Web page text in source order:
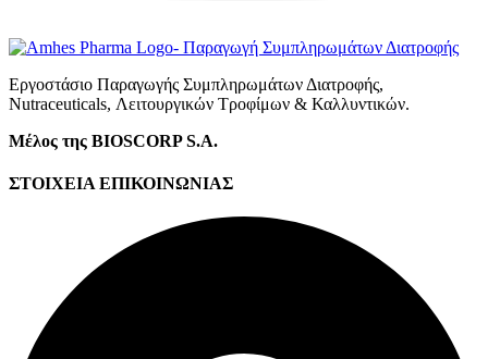
Εργοστάσιο Παραγωγής Συμπληρωμάτων Διατροφής,
Νutraceuticals, Λειτουργικών Τροφίμων & Καλλυντικών.
Μέλος της BIOSCORP S.A.
ΣΤΟΙΧΕΙΑ ΕΠΙΚΟΙΝΩΝΙΑΣ